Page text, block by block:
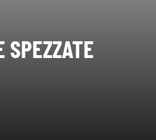
SPEZZATE